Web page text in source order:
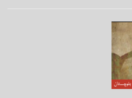
بلوچستان